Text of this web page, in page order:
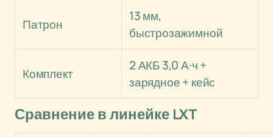
Патрон
13 мм,
быстрозажимной
Комплект
2 АКБ 3,0 А·ч +
зарядное + кейс
Сравнение в линейке LXT